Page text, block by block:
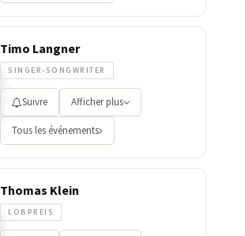
Timo Langner
SINGER-SONGWRITER
Suivre Afficher plus
Tous les événements
Thomas Klein
LOBPREIS